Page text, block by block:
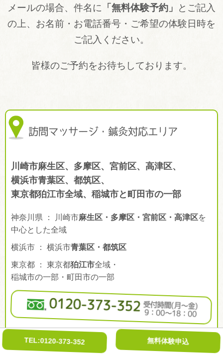
メールの場合、件名に 「無料体験予約」
とご記入
の上、お名前・お電話番号・ご希望の体験日時を
ご記入ください。
皆様のご予約をお待ちしております。
訪問マッサージ・鍼灸対応エリア
川崎市麻生区、多摩区、宮前区、高津区、
横浜市青葉区、都筑区、
東京都狛江市全域、稲城市と町田市の一部
神奈川県 ： 川崎市麻生区・多摩区・宮前区・高津区を
中心とした全域
横浜市 ： 横浜市青葉区・都筑区
東京都 ： 東京都狛江市全域・
稲城市の一部・町田市の一部
0120-373-352 受付時間(月〜金)
9：00〜18：00
TEL:0120-373-352 無料体験申込